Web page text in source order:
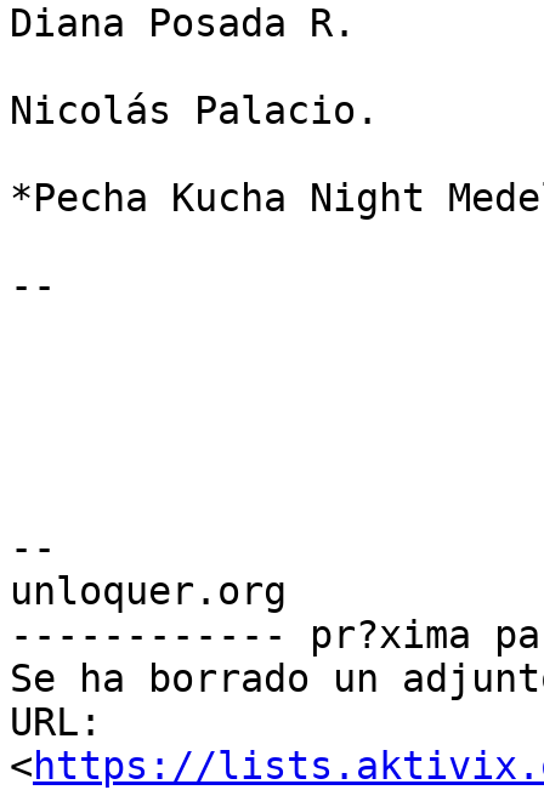
Diana Posada R.
Nicolás Palacio.
*Pecha Kucha Night
--
--
unloquer.org
------------ pr?xima
Se ha borrado un
URL:
<https://